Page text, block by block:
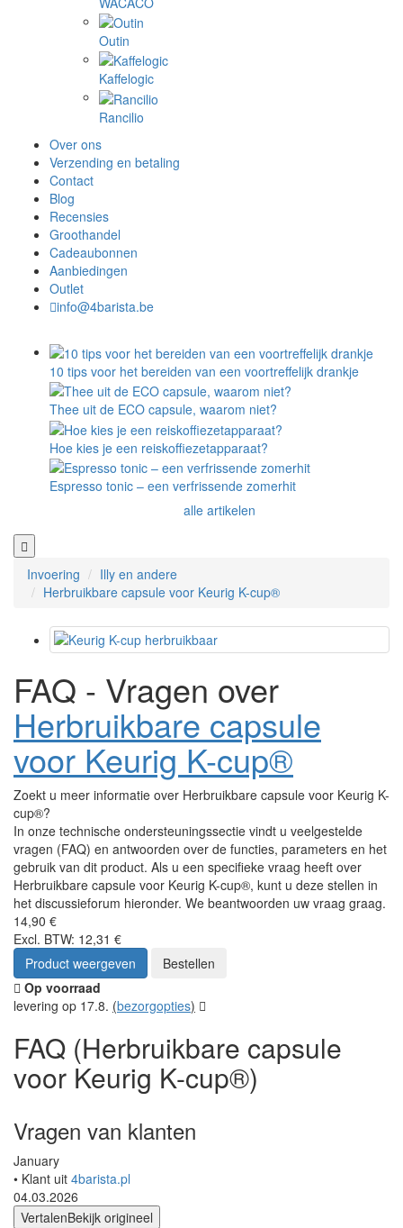
Outin
Kaffelogic
Rancilio
Over ons
Verzending en betaling
Contact
Blog
Recensies
Groothandel
Cadeaubonnen
Aanbiedingen
Outlet
info@4barista.be
10 tips voor het bereiden van een voortreffelijk drankje
Thee uit de ECO capsule, waarom niet?
Hoe kies je een reiskoffiezetapparaat?
Espresso tonic – een verfrissende zomerhit
alle artikelen
Invoering
Illy en andere
Herbruikbare capsule voor Keurig K-cup®
FAQ - Vragen over
Herbruikbare capsule
voor Keurig K-cup®
Zoekt u meer informatie over Herbruikbare capsule voor Keurig K-
cup®?
In onze technische ondersteuningssectie vindt u veelgestelde
vragen (FAQ) en antwoorden over de functies, parameters en het
gebruik van dit product. Als u een specifieke vraag heeft over
Herbruikbare capsule voor Keurig K-cup®, kunt u deze stellen in
het discussieforum hieronder. We beantwoorden uw vraag graag.
14,90 €
Excl. BTW: 12,31 €
Product weergeven
Bestellen
Op voorraad
levering op 17.8. (bezorgopties)
FAQ (Herbruikbare capsule
voor Keurig K-cup®)
Vragen van klanten
January
• Klant uit 4barista.pl
04.03.2026
VertalenBekijk origineel